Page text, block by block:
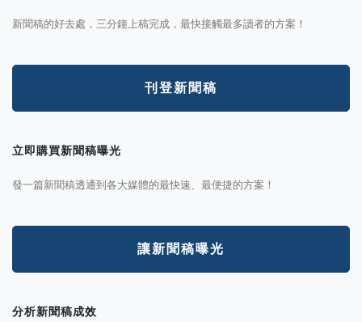
新聞稿的好去處，三分鐘上稿完成，最快接觸最多讀者的方案！
刊登新聞稿
立即購買新聞稿曝光
發一篇新聞稿透通到各大媒體的最快速、最便捷的方案！
讓新聞稿曝光
分析新聞稿成效